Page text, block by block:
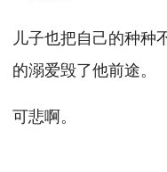
儿子也把自己的种种
的溺爱毁了他前途。
可悲啊。